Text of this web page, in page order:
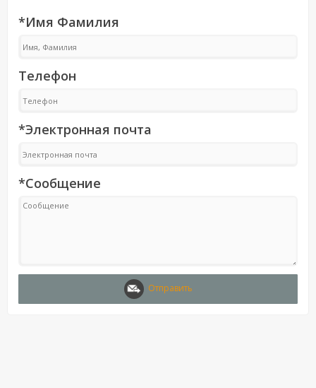
*Имя Фамилия
Телефон
*Электронная почта
*Сообщение
Отправить